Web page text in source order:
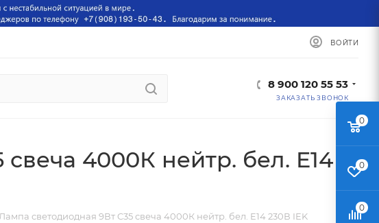
ВОЙТИ
8 900 120 55 53
ЗАКАЗАТЬ ЗВОНОК
4000К нейтр. бел. E14
Лампа светодиодная 9Вт C35 свеча 4000К нейтр. бел. E14 230В IEK
0
0
0